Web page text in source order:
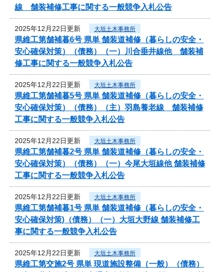
線 舗装補修工事に関する一般競争入札公告
2025年12月22日更新 大垣土木事務所
県維工第舗補暮6号 県単 舗装道補修（暮らしの安全・
安心確保対策）（債務）（一）川合垂井線他 舗装補
修工事に関する一般競争入札公告
2025年12月22日更新 大垣土木事務所
県維工第舗補暮5号 県単 舗装道補修（暮らしの安全・
安心確保対策）（債務）（主）羽島養老線 舗装補修
工事に関する一般競争入札公告
2025年12月22日更新 大垣土木事務所
県維工第舗補暮2号 県単 舗装道補修（暮らしの安全・
安心確保対策）（債務）（一）今尾大垣線他 舗装補修
工事に関する一般競争入札公告
2025年12月22日更新 大垣土木事務所
県維工第舗補暮1号 県単 舗装道補修（暮らしの安全・
安心確保対策)（債務）（一）大垣大野線 舗装補修工
事に関する一般競争入札公告
2025年12月22日更新 大垣土木事務所
県維工第交施2号 県単 現道施設整備（一般）（債務）